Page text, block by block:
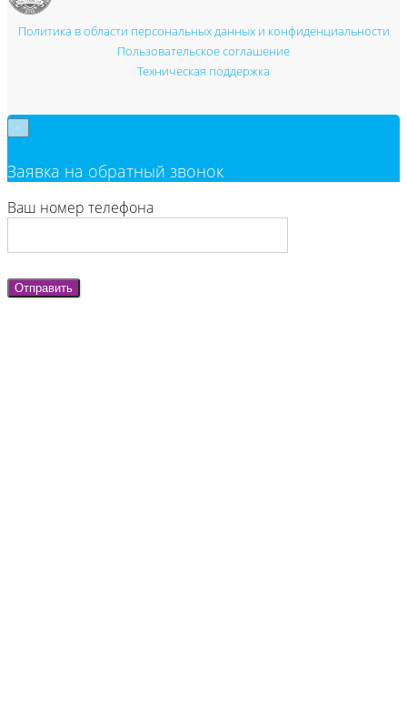
Политика в области персональных данных и конфиденциальности
Пользовательское соглашение
Техническая поддержка
Заявка на обратный звонок
Ваш номер телефона
Отправить